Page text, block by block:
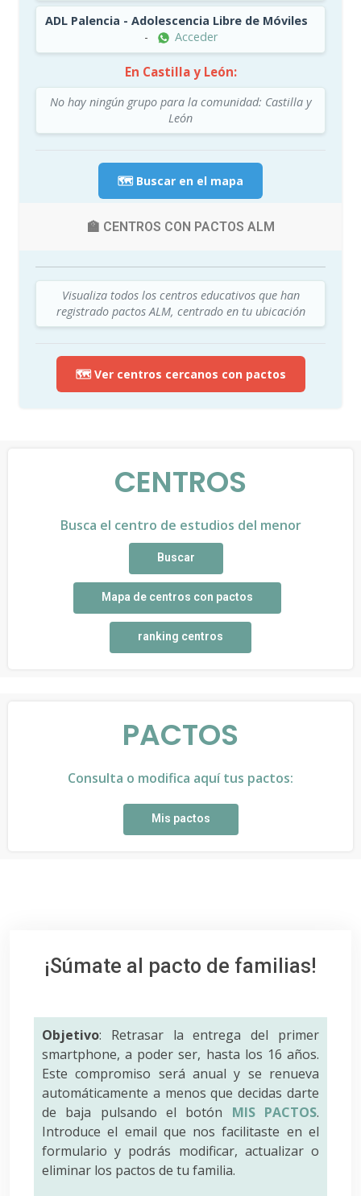
ADL Palencia - Adolescencia Libre de Móviles
-
Acceder
En Castilla y León:
No hay ningún grupo para la comunidad: Castilla y
León
🗺️ Buscar en el mapa
🏫 CENTROS CON PACTOS ALM
Visualiza todos los centros educativos que han
registrado pactos ALM, centrado en tu ubicación
🗺️ Ver centros cercanos con pactos
CENTROS
Busca el centro de estudios del menor
Buscar
Mapa de centros con pactos
ranking centros
PACTOS
Consulta o modifica aquí tus pactos:
Mis pactos
¡Súmate al pacto de familias!
Objetivo: Retrasar la entrega del primer
smartphone, a poder ser, hasta los 16 años.
Este compromiso será anual y se renueva
automáticamente a menos que decidas darte
de baja pulsando el botón MIS PACTOS.
Introduce el email que nos facilitaste en el
formulario y podrás modificar, actualizar o
eliminar los pactos de tu familia.